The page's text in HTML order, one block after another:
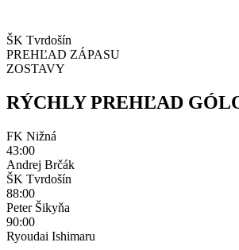
ŠK Tvrdošín
PREHĽAD ZÁPASU
ZOSTAVY
RÝCHLY PREHĽAD
FK Nižná
43:00
Andrej Brčák
ŠK Tvrdošín
88:00
Peter Šikyňa
90:00
Ryoudai Ishimaru